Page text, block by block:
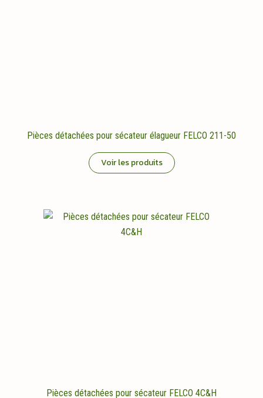
Pièces détachées pour sécateur élagueur FELCO 211-50
Voir les produits
Pièces détachées pour sécateur FELCO 4C&H